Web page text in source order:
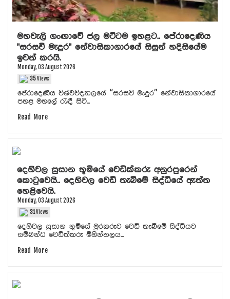
මහවැලි ගංඟාවේ ජල මට්ටම ඉහළට.. පේරාදෙණිය
"සරසවි මැදුර" නේවාසිකාගාරයේ සිසුන් හදිසියේම
ඉවත් කරයි.
Monday, 03 August 2026
35Views
පේරාදෙණිය විශ්වවිද්‍යාලයේ “සරසවි මැදුර” නේවාසිකාගාරයේ
පහළ මහලේ රැඳී සිටි...
Read More
දෙහිවල සුසාන භූමියේ වෙඩික්කරු අනුරපුරෙන්
කොටුවෙයි.. දෙහිවල වෙඩි තැබීමේ සිද්ධියේ ඇත්ත
හෙළිවෙයි.
Monday, 03 August 2026
31Views
දෙහිවල සුසාන භූමියේ මුරකරුට වෙඩි තැබීමේ සිද්ධියට
සම්බන්ධ වෙඩික්කරු මිහින්තලය...
Read More